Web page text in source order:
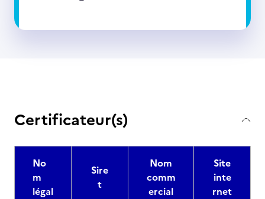
Certificateur(s)
No
m
légal
Sire
t
Nom
comm
ercial
Site
inte
rnet